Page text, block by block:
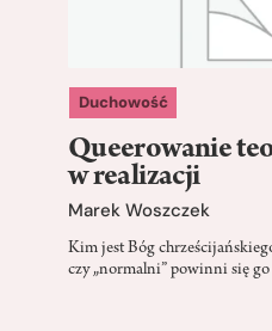
Duchowość
Queerowanie
w realizacji
Marek Woszczek
Kim jest Bóg
czy „normalni” powinni się